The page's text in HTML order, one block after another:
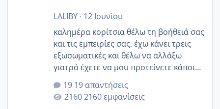
LALIBY· 12 Ιουνίου
καλημέρα κορίτσια θέλω τη βοήθειά σας
και τις εμπειρίες σας. έχω κάνει τρεις
εξωσωματικές και θέλω να αλλάξω
γιατρό έχετε να μου προτείνετε κάποιον
που μείνατε ευχαριστημένες και είχατε
επιιτυχία? έκανα στο υγεία με τον
ζερβομανωλάκη (δεν το εψαξε καθόλου
19 απαντήσεις
2160 εμφανίσεις